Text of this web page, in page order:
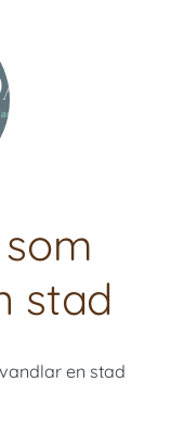
stad
en stad